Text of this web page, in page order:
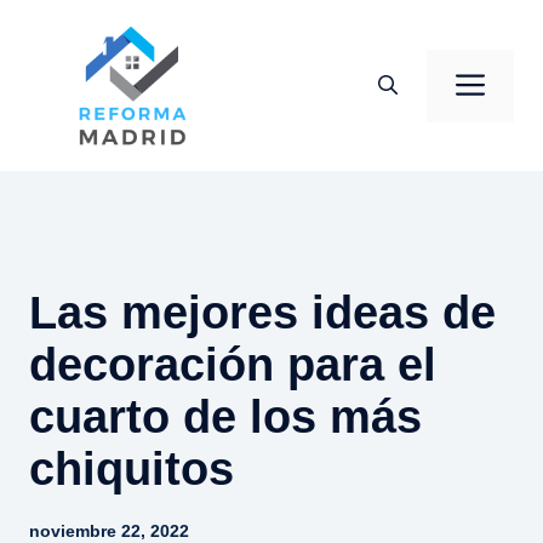
contenido
Las mejores ideas de
decoración para el
cuarto de los más
chiquitos
noviembre 22, 2022